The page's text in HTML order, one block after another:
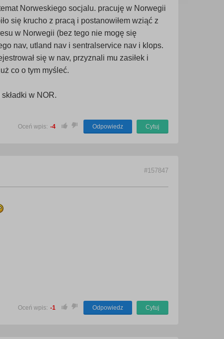
Norweskiego socjalu. pracuję w Norwegii
się krucho z pracą i postanowiłem wziąć z
w Norwegii (bez tego nie mogę się
nav, utland nav i sentralservice nav i klops.
się w nav, przyznali mu zasiłek i
co o tym myśleć.
w NOR.
Oceń wpis: -4 Odpowiedz Cytuj
#157847
Oceń wpis: -1 Odpowiedz Cytuj